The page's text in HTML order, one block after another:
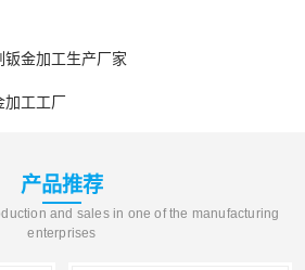
钣金加工生产厂家
工工厂
产品推荐
and sales in one of the manufacturing
enterprises